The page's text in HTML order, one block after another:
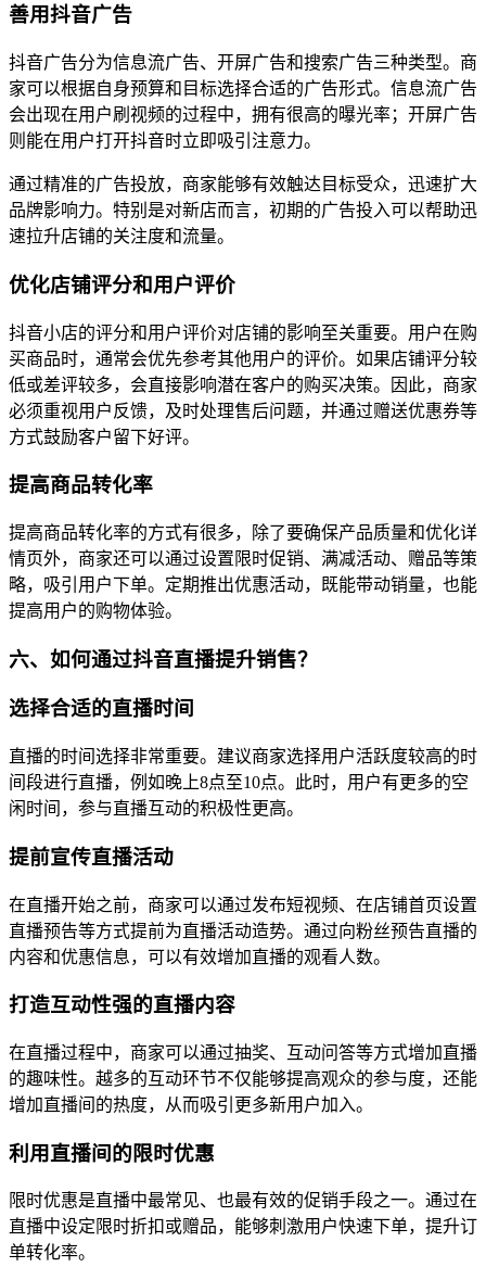
善用抖音广告
抖音广告分为信息流广告、开屏广告和搜索广告三种类型。商
家可以根据自身预算和目标选择合适的广告形式。信息流广告
会出现在用户刷视频的过程中，拥有很高的曝光率；开屏广告
则能在用户打开抖音时立即吸引注意力。
通过精准的广告投放，商家能够有效触达目标受众，迅速扩大
品牌影响力。特别是对新店而言，初期的广告投入可以帮助迅
速拉升店铺的关注度和流量。
优化店铺评分和用户评价
抖音小店的评分和用户评价对店铺的影响至关重要。用户在购
买商品时，通常会优先参考其他用户的评价。如果店铺评分较
低或差评较多，会直接影响潜在客户的购买决策。因此，商家
必须重视用户反馈，及时处理售后问题，并通过赠送优惠券等
方式鼓励客户留下好评。
提高商品转化率
提高商品转化率的方式有很多，除了要确保产品质量和优化详
情页外，商家还可以通过设置限时促销、满减活动、赠品等策
略，吸引用户下单。定期推出优惠活动，既能带动销量，也能
提高用户的购物体验。
六、如何通过抖音直播提升销售？
选择合适的直播时间
直播的时间选择非常重要。建议商家选择用户活跃度较高的时
间段进行直播，例如晚上8点至10点。此时，用户有更多的空
闲时间，参与直播互动的积极性更高。
提前宣传直播活动
在直播开始之前，商家可以通过发布短视频、在店铺首页设置
直播预告等方式提前为直播活动造势。通过向粉丝预告直播的
内容和优惠信息，可以有效增加直播的观看人数。
打造互动性强的直播内容
在直播过程中，商家可以通过抽奖、互动问答等方式增加直播
的趣味性。越多的互动环节不仅能够提高观众的参与度，还能
增加直播间的热度，从而吸引更多新用户加入。
利用直播间的限时优惠
限时优惠是直播中最常见、也最有效的促销手段之一。通过在
直播中设定限时折扣或赠品，能够刺激用户快速下单，提升订
单转化率。